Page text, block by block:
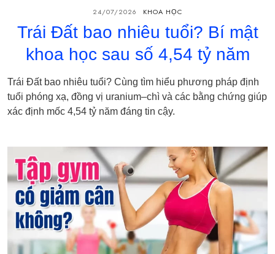
24/07/2026 KHOA HỌC
Trái Đất bao nhiêu tuổi? Bí mật
khoa học sau số 4,54 tỷ năm
Trái Đất bao nhiêu tuổi? Cùng tìm hiểu phương pháp định
tuổi phóng xạ, đồng vị uranium–chì và các bằng chứng giúp
xác định mốc 4,54 tỷ năm đáng tin cậy.